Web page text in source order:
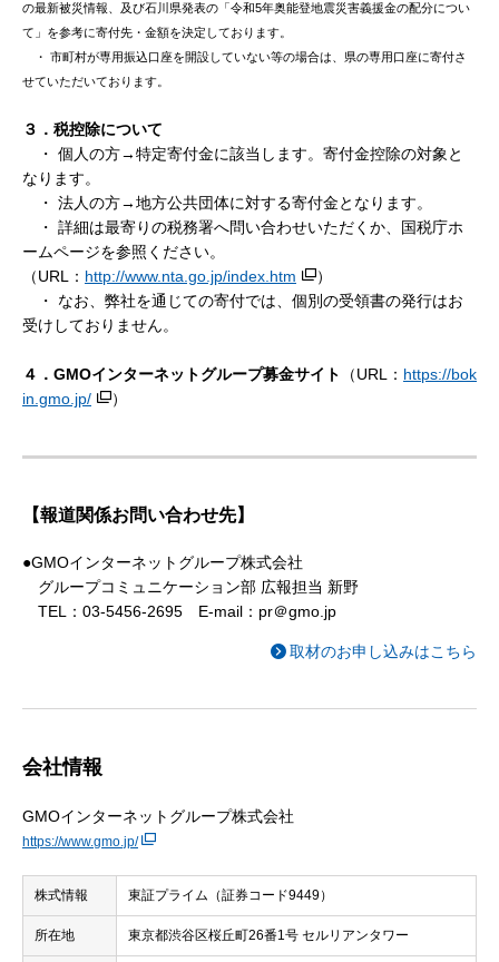
の最新被災情報、及び石川県発表の「令和5年奥能登地震災害義援金の配分につい
て」を参考に寄付先・金額を決定しております。
・ 市町村が専用振込口座を開設していない等の場合は、県の専用口座に寄付さ
せていただいております。
３．税控除について
・ 個人の方→特定寄付金に該当します。寄付金控除の対象と
なります。
・ 法人の方→地方公共団体に対する寄付金となります。
・ 詳細は最寄りの税務署へ問い合わせいただくか、国税庁ホ
ームページを参照ください。
（URL： http://www.nta.go.jp/index.htm
）
・ なお、弊社を通じての寄付では、個別の受領書の発行はお
受けしておりません。
４．GMOインターネットグループ募金サイト （URL： https://bok
in.gmo.jp/
）
【報道関係お問い合わせ先】
●GMOインターネットグループ株式会社
グループコミュニケーション部 広報担当 新野
TEL：03-5456-2695 E-mail：pr＠gmo.jp
取材のお申し込みはこちら
会社情報
GMOインターネットグループ株式会社
https://www.gmo.jp/
株式情報 東証プライム（証券コード9449）
所在地 東京都渋谷区桜丘町26番1号 セルリアンタワー